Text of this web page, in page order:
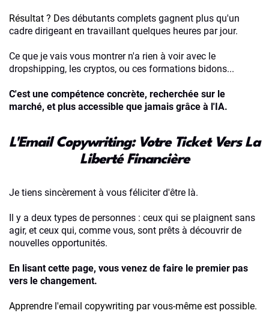
Résultat ? Des débutants complets gagnent plus qu'un
cadre dirigeant en travaillant quelques heures par jour.
Ce que je vais vous montrer n'a rien à voir avec le
dropshipping, les cryptos, ou ces formations bidons...
C'est une compétence concrète, recherchée sur le
marché, et plus accessible que jamais grâce à l'IA.
L'Email Copywriting: Votre Ticket Vers La
Liberté Financière
Je tiens sincèrement à vous féliciter d'être là.
Il y a deux types de personnes : ceux qui se plaignent sans
agir, et ceux qui, comme vous, sont prêts à découvrir de
nouvelles opportunités.
En lisant cette page, vous venez de faire le premier pas
vers le changement.
Apprendre l'email copywriting par vous-même est possible.